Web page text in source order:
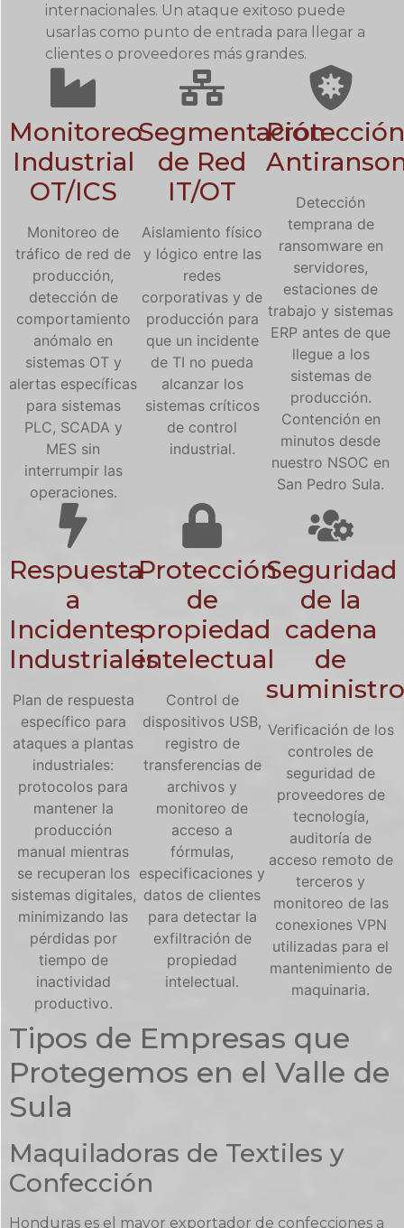
internacionales. Un ataque exitoso puede
usarlas como punto de entrada para llegar a
clientes o proveedores más grandes.
Monitoreo
Industrial
OT/ICS
Monitoreo de
tráfico de red de
producción,
detección de
comportamiento
anómalo en
sistemas OT y
alertas específicas
para sistemas
PLC, SCADA y
MES sin
interrumpir las
operaciones.
Segmentación
de Red
IT/OT
Aislamiento físico
y lógico entre las
redes
corporativas y de
producción para
que un incidente
de TI no pueda
alcanzar los
sistemas críticos
de control
industrial.
Detección
temprana de
ransomware en
servidores,
estaciones de
trabajo y sistemas
ERP antes de que
llegue a los
sistemas de
producción.
Contención en
minutos desde
nuestro NSOC en
San Pedro Sula.
Respuesta
a
Incidentes
Industriales
Plan de respuesta
específico para
ataques a plantas
industriales:
protocolos para
mantener la
producción
manual mientras
se recuperan los
sistemas digitales,
minimizando las
pérdidas por
tiempo de
inactividad
productivo.
Protección
de
propiedad
intelectual
Control de
dispositivos USB,
registro de
transferencias de
archivos y
monitoreo de
acceso a
fórmulas,
especificaciones y
datos de clientes
para detectar la
exfiltración de
propiedad
intelectual.
Seguridad
de la
cadena
de
Verificación de los
controles de
seguridad de
proveedores de
tecnología,
auditoría de
acceso remoto de
terceros y
monitoreo de las
conexiones VPN
utilizadas para el
mantenimiento de
maquinaria.
Tipos de Empresas que
Protegemos en el Valle de
Sula
Maquiladoras de Textiles y
Confección
Honduras es el mayor exportador de confecciones a